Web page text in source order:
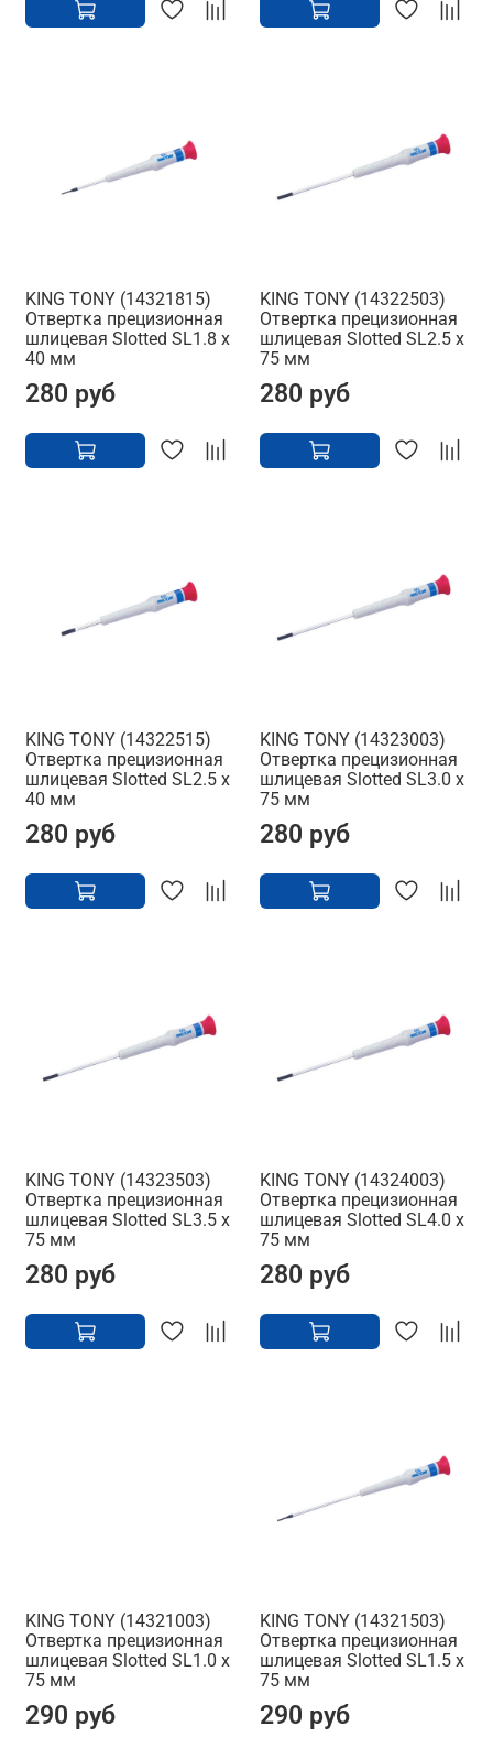
KING TONY (14321815)
Отвертка прецизионная
шлицевая Slotted SL1.8 x
40 мм
280 руб
KING TONY (14322503)
Отвертка прецизионная
шлицевая Slotted SL2.5 x
75 мм
280 руб
KING TONY (14322515)
Отвертка прецизионная
шлицевая Slotted SL2.5 x
40 мм
280 руб
KING TONY (14323003)
Отвертка прецизионная
шлицевая Slotted SL3.0 x
75 мм
280 руб
KING TONY (14323503)
Отвертка прецизионная
шлицевая Slotted SL3.5 x
75 мм
280 руб
KING TONY (14324003)
Отвертка прецизионная
шлицевая Slotted SL4.0 x
75 мм
280 руб
KING TONY (14321003)
Отвертка прецизионная
шлицевая Slotted SL1.0 x
75 мм
290 руб
KING TONY (14321503)
Отвертка прецизионная
шлицевая Slotted SL1.5 x
75 мм
290 руб